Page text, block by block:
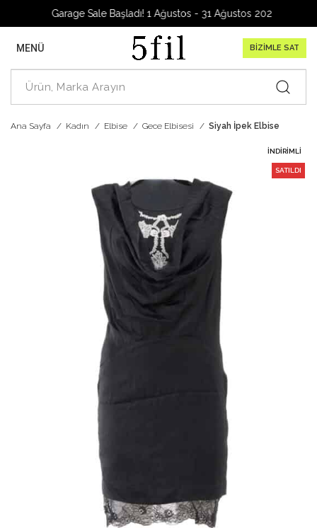
Garage Sale Başladı! 1 Ağustos - 31 Ağustos 2026
MENÜ BİZİMLE SAT
Ana Sayfa Kadın Elbise Gece Elbisesi Siyah İpek Elbise
İNDIRIMLI
SATILDI